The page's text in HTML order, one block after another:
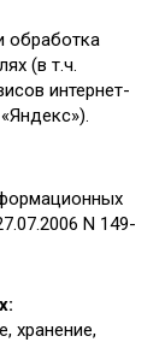
обработка
(в т.ч.
интернет-
N 149-
хранение,